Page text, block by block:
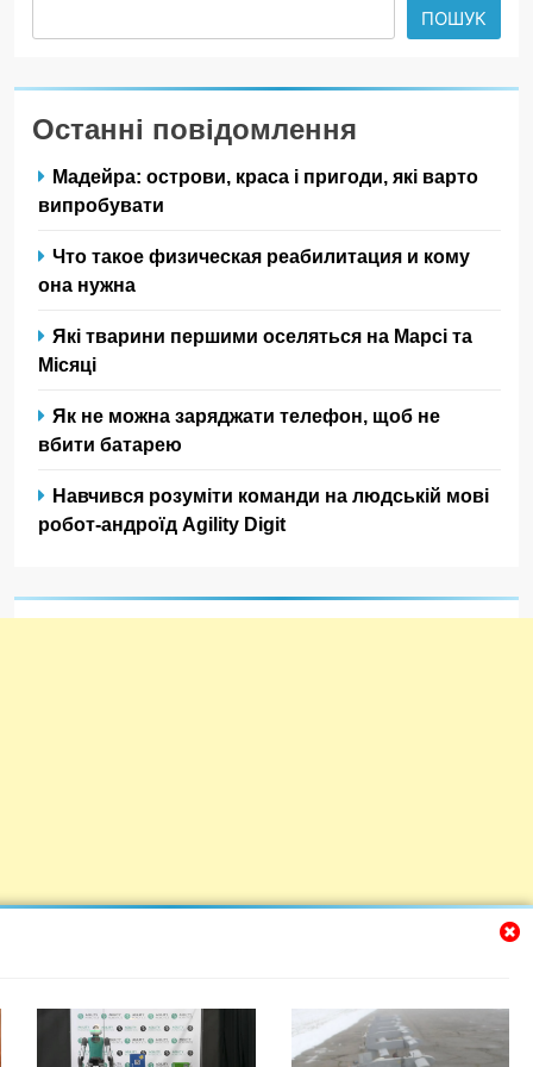
ПОШУК
Останні повідомлення
Мадейра: острови, краса і пригоди, які варто
випробувати
Что такое физическая реабилитация и кому
она нужна
Які тварини першими оселяться на Марсі та
Місяці
Як не можна заряджати телефон, щоб не
вбити батарею
Навчився розуміти команди на людській мові
робот-андроїд Agility Digit